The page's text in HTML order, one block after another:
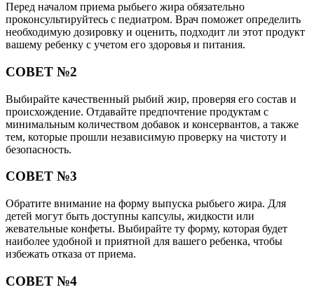
Перед началом приема рыбьего жира обязательно
проконсультируйтесь с педиатром. Врач поможет определить
необходимую дозировку и оценить, подходит ли этот продукт
вашему ребенку с учетом его здоровья и питания.
СОВЕТ №2
Выбирайте качественный рыбий жир, проверяя его состав и
происхождение. Отдавайте предпочтение продуктам с
минимальным количеством добавок и консервантов, а также
тем, которые прошли независимую проверку на чистоту и
безопасность.
СОВЕТ №3
Обратите внимание на форму выпуска рыбьего жира. Для
детей могут быть доступны капсулы, жидкости или
жевательные конфеты. Выбирайте ту форму, которая будет
наиболее удобной и приятной для вашего ребенка, чтобы
избежать отказа от приема.
СОВЕТ №4